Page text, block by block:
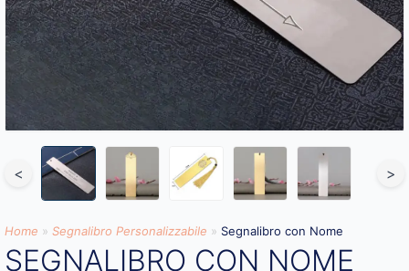
< >
Home » Segnalibro Personalizzabile » Segnalibro con Nome
SEGNALIBRO CON NOME